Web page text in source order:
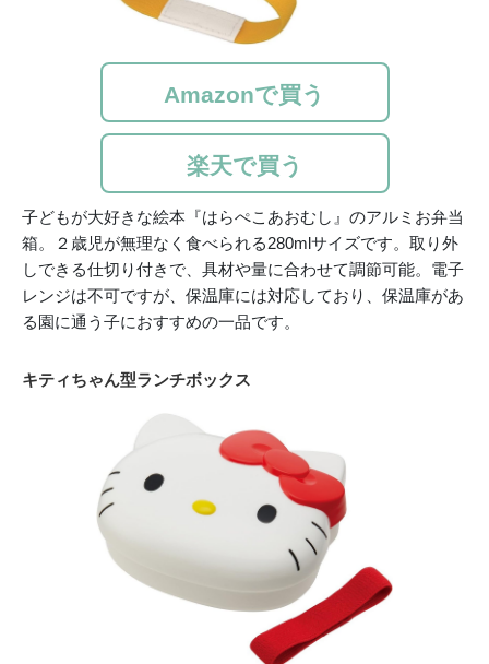
Amazonで買う
楽天で買う
子どもが大好きな絵本『はらぺこあおむし』のアルミお弁当
箱。２歳児が無理なく食べられる280mlサイズです。取り外
しできる仕切り付きで、具材や量に合わせて調節可能。電子
レンジは不可ですが、保温庫には対応しており、保温庫があ
る園に通う子におすすめの一品です。
キティちゃん型ランチボックス